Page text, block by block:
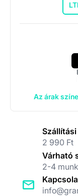
Az árak
2 990 Ft
Várható
2-4